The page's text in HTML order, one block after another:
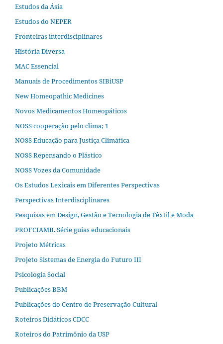
Estudos da Ásia​
Estudos do NEPER
Fronteiras interdisciplinares
História Diversa
MAC Essencial
Manuais de Procedimentos SIBiUSP
New Homeopathic Medicines
Novos Medicamentos Homeopáticos
NOSS cooperação pelo clima; 1
NOSS Educação para Justiça Climática
NOSS Repensando o Plástico
NOSS Vozes da Comunidade
Os Estudos Lexicais em Diferentes Perspectivas
Perspectivas Interdisciplinares
Pesquisas em Design, Gestão e Tecnologia de Têxtil e Moda
PROFCIAMB. Série guias educacionais
Projeto Métricas
Projeto Sistemas de Energia do Futuro III
Psicologia Social
Publicações BBM
Publicações do Centro de Preservação Cultural
Roteiros Didáticos CDCC
Roteiros do Patrimônio da USP